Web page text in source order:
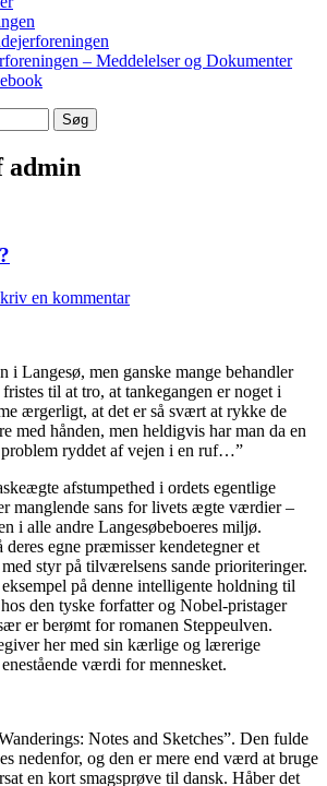
– Meddelelser og Dokumenter
admin
en kommentar
i Langesø, men ganske mange behandler
til at tro, at tankegangen er noget i
ærgerligt, at det er så svært at rykke de
med hånden, men heldigvis har man da en
problem ryddet af vejen i en ruf…”
afstumpethed i ordets egentlige
manglende sans for livets ægte værdier –
i alle andre Langesøbeboeres miljø.
egne præmisser kendetegner et
styr på tilværelsens sande prioriteringer.
på denne intelligente holdning til
den tyske forfatter og Nobel-pristager
er berømt for romanen Steppeulven.
her med sin kærlige og lærerige
værdi for mennesket.
Notes and Sketches”. Den fulde
nedenfor, og den er mere end værd at bruge
en kort smagsprøve til dansk. Håber det